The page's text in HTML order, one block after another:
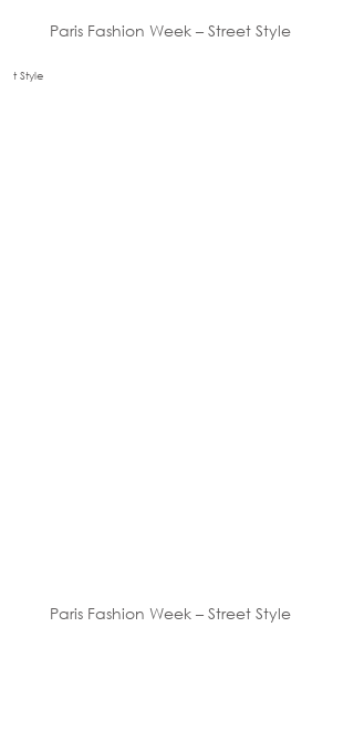
Paris Fashion Week – Street Style
t Style
Paris Fashion Week – Street Style